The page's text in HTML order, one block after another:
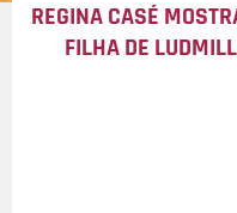
REGINA CASÉ
FILHA DE